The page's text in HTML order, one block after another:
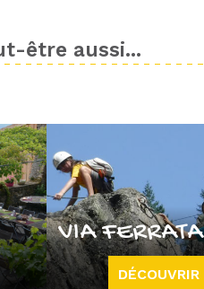
être aussi...
VIA FERRATA
DÉCOUVRIR